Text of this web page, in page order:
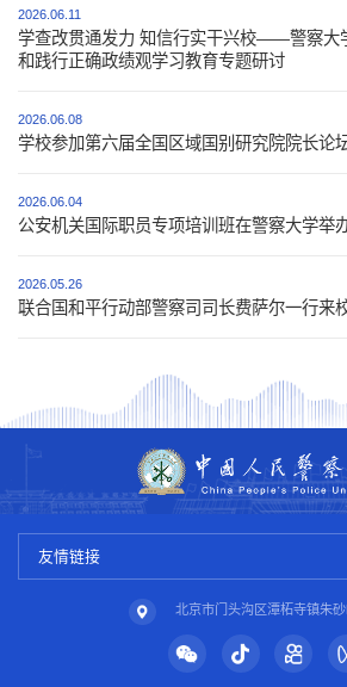
2026.06.11
学查改贯通发力 知信行实干兴校——警察大
和践行正确政绩观学习教育专题研讨
2026.06.08
学校参加第六届全国区域国别研究院院长论
2026.06.04
公安机关国际职员专项培训班在警察大学举
2026.05.26
联合国和平行动部警察司司长费萨尔一行来
友情链接
北京市门头沟区潭柘寺镇朱